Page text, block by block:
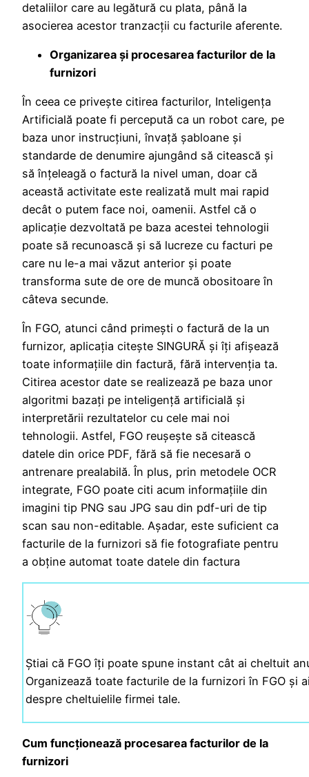
detaliilor care au legătură cu plata, până la
asocierea acestor tranzacţii cu facturile aferente.
Organizarea și procesarea facturilor de la
furnizori
În ceea ce priveşte citirea facturilor, Inteligența
Artificială poate fi percepută ca un robot care, pe
baza unor instrucţiuni, învaţă şabloane şi
standarde de denumire ajungând să citească şi
să înţeleagă o factură la nivel uman, doar că
această activitate este realizată mult mai rapid
decât o putem face noi, oamenii. Astfel că o
aplicaţie dezvoltată pe baza acestei tehnologii
poate să recunoască şi să lucreze cu facturi pe
care nu le-a mai văzut anterior şi poate
transforma sute de ore de muncă obositoare în
câteva secunde.
În FGO, atunci când primeşti o factură de la un
furnizor, aplicaţia citeşte SINGURĂ şi îţi afişează
toate informaţiile din factură, fără intervenţia ta.
Citirea acestor date se realizează pe baza unor
algoritmi bazaţi pe inteligență artificială şi
interpretării rezultatelor cu cele mai noi
tehnologii. Astfel, FGO reuşeşte să citească
datele din orice PDF, fără să fie necesară o
antrenare prealabilă. În plus, prin metodele OCR
integrate, FGO poate citi acum informațiile din
imagini tip PNG sau JPG sau din pdf-uri de tip
scan sau non-editable. Așadar, este suficient ca
facturile de la furnizori să fie fotografiate pentru
a obține automat toate datele din factura
Știai că FGO îţi poate spune instant cât ai cheltuit
Organizează toate facturile de la furnizori în FGO și
despre cheltuielile firmei tale.
Cum funcţionează procesarea facturilor de la
furnizori